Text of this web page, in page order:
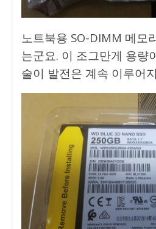
노트북용 SO-DIMM 메모
는군요. 이 조그만게 용량
술이 발전은 계속 이루어